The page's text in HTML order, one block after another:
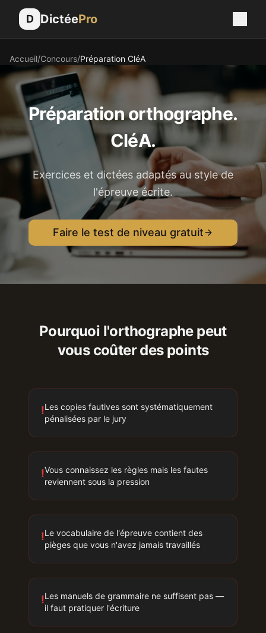
D DictéePro
Accueil/Concours/Préparation CléA
Préparation orthographe.
CléA.
Exercices et dictées adaptés au style de
l'épreuve écrite.
Faire le test de niveau gratuit
Pourquoi l'orthographe peut
vous coûter des points
!Les copies fautives sont systématiquement
pénalisées par le jury
!Vous connaissez les règles mais les fautes
reviennent sous la pression
!Le vocabulaire de l'épreuve contient des
pièges que vous n'avez jamais travaillés
!Les manuels de grammaire ne suffisent pas —
il faut pratiquer l'écriture